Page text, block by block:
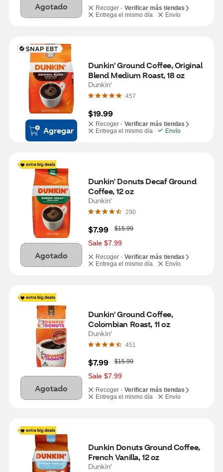
Agotado Recoger - Verificar más tiendas
Entrega el mismo día
Envío
Agregar
Dunkin' Ground Coffee, Original
Blend Medium Roast, 18 oz
Dunkin'
457
$19.99
Recoger - Verificar más tiendas
Entrega el mismo día
Envío
Agotado
Dunkin' Donuts Decaf Ground
Coffee, 12 oz
Dunkin'
290
$7.99
W
a
s
$15.99
Sale $7.99
Recoger - Verificar más tiendas
Entrega el mismo día
Envío
Agotado
Dunkin' Ground Coffee,
Colombian Roast, 11 oz
Dunkin'
451
$7.99
W
a
s
$15.99
Sale $7.99
Recoger - Verificar más tiendas
Entrega el mismo día
Envío
Dunkin Donuts Ground Coffee,
French Vanilla, 12 oz
Dunkin'